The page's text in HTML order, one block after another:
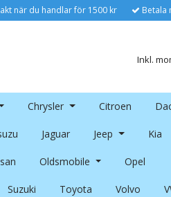
när du handlar för 1500 kr Betala
Inkl.
Chrysler Citroen
Jaguar Jeep Kia
Oldsmobile Opel
Suzuki Toyota Volvo